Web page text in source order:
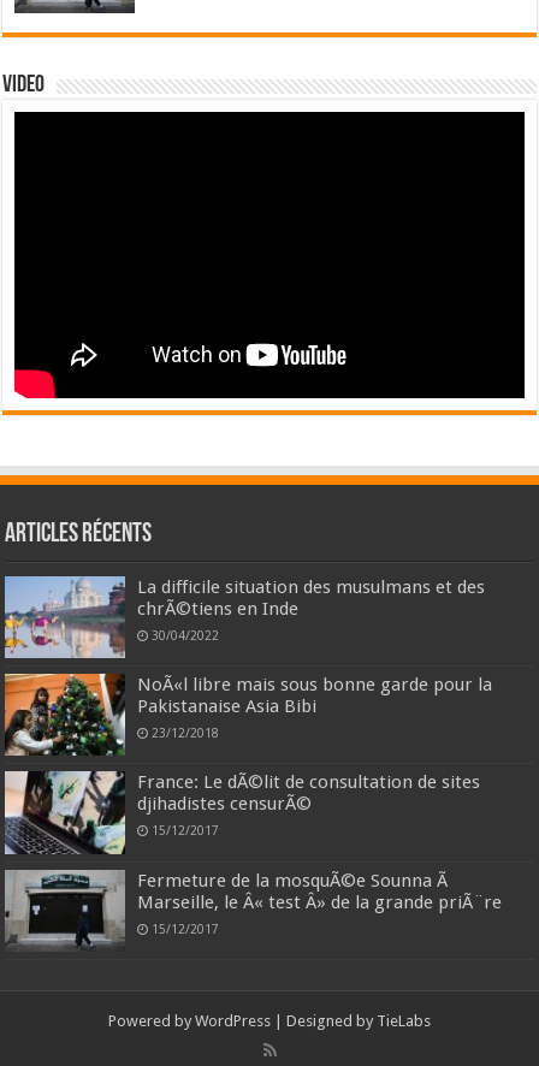
Video
Articles récents
La difficile situation des musulmans et des
chrÃ©tiens en Inde
30/04/2022
NoÃ«l libre mais sous bonne garde pour la
Pakistanaise Asia Bibi
23/12/2018
France: Le dÃ©lit de consultation de sites
djihadistes censurÃ©
15/12/2017
Fermeture de la mosquÃ©e Sounna Ã
Marseille, le Â« test Â» de la grande priÃ¨re
15/12/2017
Powered by WordPress | Designed by TieLabs